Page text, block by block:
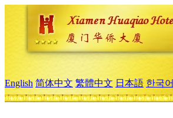
English 简体中文 繁體中文 日本語 한국어